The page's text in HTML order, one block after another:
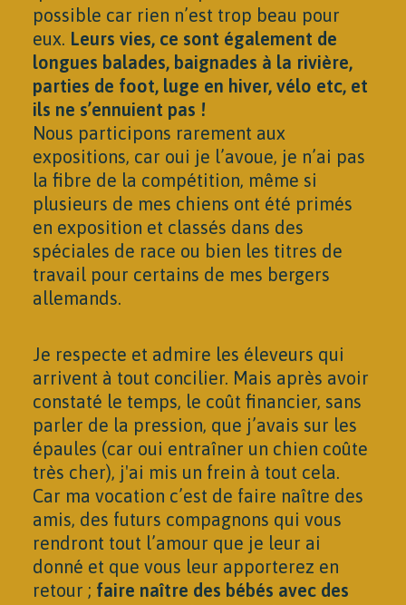
possible car rien n’est trop beau pour
eux. Leurs vies, ce sont également de
longues balades, baignades à la rivière,
parties de foot, luge en hiver, vélo etc, et
ils ne s’ennuient pas !
Nous participons rarement aux
expositions, car oui je l’avoue, je n’ai pas
la fibre de la compétition, même si
plusieurs de mes chiens ont été primés
en exposition et classés dans des
spéciales de race ou bien les titres de
travail pour certains de mes bergers
allemands.
Je respecte et admire les éleveurs qui
arrivent à tout concilier. Mais après avoir
constaté le temps, le coût financier, sans
parler de la pression, que j’avais sur les
épaules (car oui entraîner un chien coûte
très cher), j'ai mis un frein à tout cela.
Car ma vocation c’est de faire naître des
amis, des futurs compagnons qui vous
rendront tout l’amour que je leur ai
donné et que vous leur apporterez en
retour ; faire naître des bébés avec des